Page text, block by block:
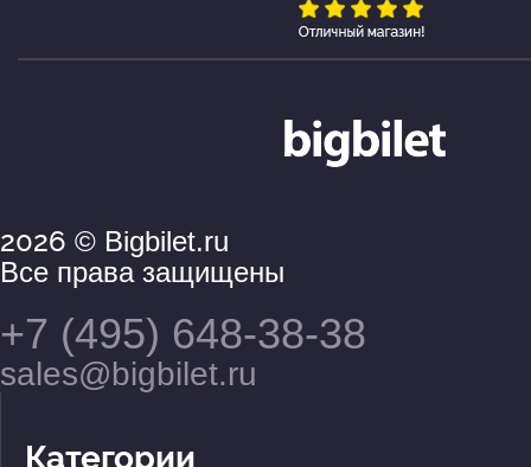
2026 © Bigbilet.ru
Все права защищены
+7 (495) 648-38-38
sales@bigbilet.ru
Категории